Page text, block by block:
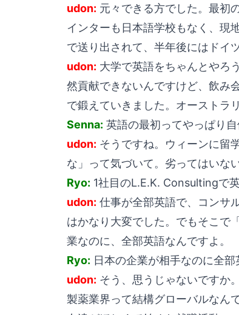
udon: 元々できる方でした。最初
インターも日本語学校もなく、現
で送り出されて、半年後にはドイ
udon: 大学で英語をちゃんとやろ
然貢献できないんですけど、飲み
で鍛えていきました。オーストラ
Senna: 英語の最初ってやっぱり
udon: そうですね。ウィーンに留
な」って気づいて。劣ってはいな
Ryo: 1社目のL.E.K. Consultingで
udon: 仕事が全部英語で、コンサ
はかなり大変でした。でもそこで
業なのに、全部英語なんですよ。
Ryo: 日本の企業が相手なのに全部
udon: そう、思うじゃないですか
製薬業界って結構グローバルなん